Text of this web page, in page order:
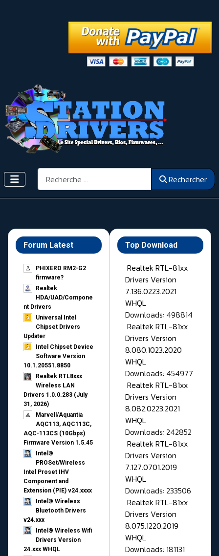
Rechercher Rechercher
Forum Latest
PHIXERO RM2-G2
firmware?
Realtek
HDA/UAD/Compone
nt Drivers
Universal Intel
Chipset Drivers
Updater​
Intel Chipset Device
Software Version
10.1.20551.8850
Realtek RTL8xxx
Wireless LAN
Drivers 1.0.0.283 (July
31, 2026)
Marvell/Aquantia
AQC113, AQC113C,
AQC-113CS (10Gbps)
Firmware Version 1.5.45
Intel®
PROSet/Wireless
Intel Proset IHV
Component and
Extension (PIE) v24.xxxx
Intel® Wireless
Bluetooth Drivers
v24.xxx
Intel® Wireless Wifi
Drivers Version
24.xxx WHQL
Top Download
Realtek RTL-81xx
Drivers Version
7.136.0223.2021
WHQL
Downloads: 498814
Realtek RTL-81xx
Drivers Version
8.080.1023.2020
WHQL
Downloads: 454977
Realtek RTL-81xx
Drivers Version
8.082.0223.2021
WHQL
Downloads: 242852
Realtek RTL-81xx
Drivers Version
7.127.0701.2019
WHQL
Downloads: 233506
Realtek RTL-81xx
Drivers Version
8.075.1220.2019
WHQL
Downloads: 181131